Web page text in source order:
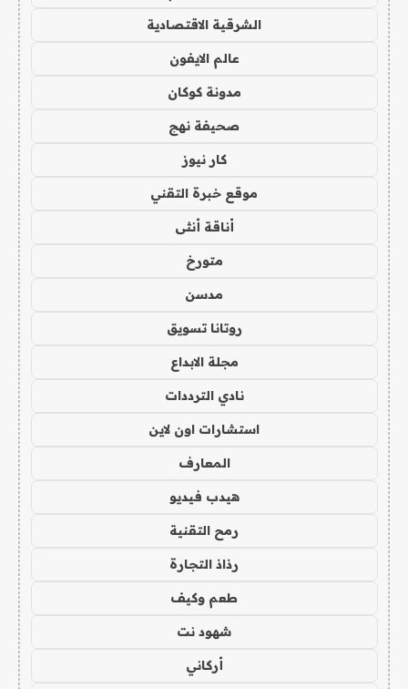
الشرقية الاقتصادية
عالم الايفون
مدونة كوكان
صحيفة نهج
كار نيوز
موقع خبرة التقني
أناقة أنثى
متورخ
مدسن
روتانا تسويق
مجلة الابداع
نادي الترددات
استشارات اون لاين
المعارف
هيدب فيديو
رمح التقنية
رذاذ التجارة
طعم وكيف
شهود نت
أركاني